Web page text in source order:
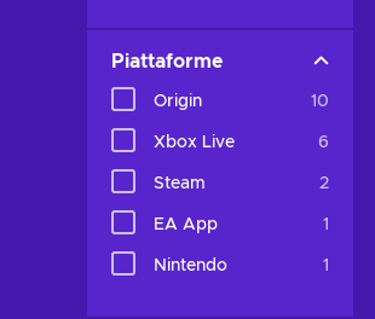
Piattaforme
Origin 10
Xbox Live 6
Steam 2
EA App 1
Nintendo 1